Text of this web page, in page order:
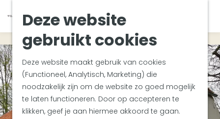
Deze website
gebruikt cookies
Deze website maakt gebruik van cookies
(Functioneel, Analytisch, Marketing) die
noodzakelijk zijn om de website zo goed mogelijk
te laten functioneren. Door op accepteren te
klikken, geef je aan hiermee akkoord te gaan.
a
n
a
a
r
d
e
K
a
a
r
t
Z
o
e
k
e
n
M
e
u
Met groepen
Met kinderen
In de omgeving
Plan je bezoek
Bereikbaarheid
Overnachten
Plan op de kaart
Informatiepunten